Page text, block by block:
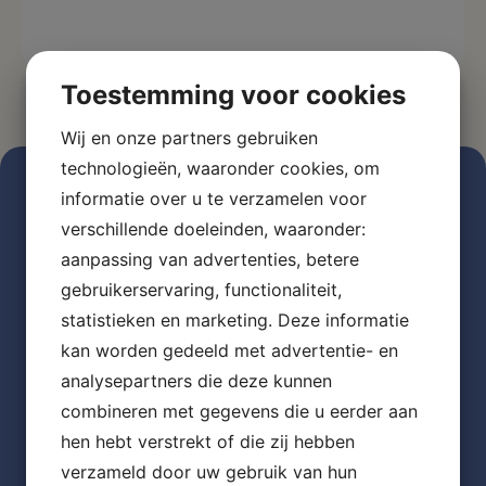
Toestemming voor cookies
Wij en onze partners gebruiken
technologieën, waaronder cookies, om
informatie over u te verzamelen voor
verschillende doeleinden, waaronder:
aanpassing van advertenties, betere
gebruikerservaring, functionaliteit,
statistieken en marketing. Deze informatie
kan worden gedeeld met advertentie- en
analysepartners die deze kunnen
combineren met gegevens die u eerder aan
hen hebt verstrekt of die zij hebben
verzameld door uw gebruik van hun